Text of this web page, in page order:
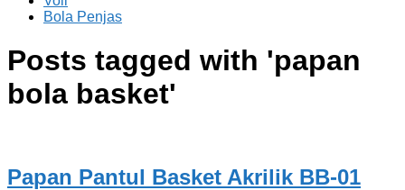
Bola Penjas
Posts tagged with 'papan
bola basket'
Papan Pantul Basket Akrilik BB-01